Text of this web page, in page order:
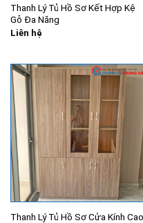
Thanh Lý Tủ Hồ Sơ Kết Hợp Kệ
Gỗ Đa Năng
Liên hệ
Thanh Lý Tủ Hồ Sơ Cửa Kính Cao